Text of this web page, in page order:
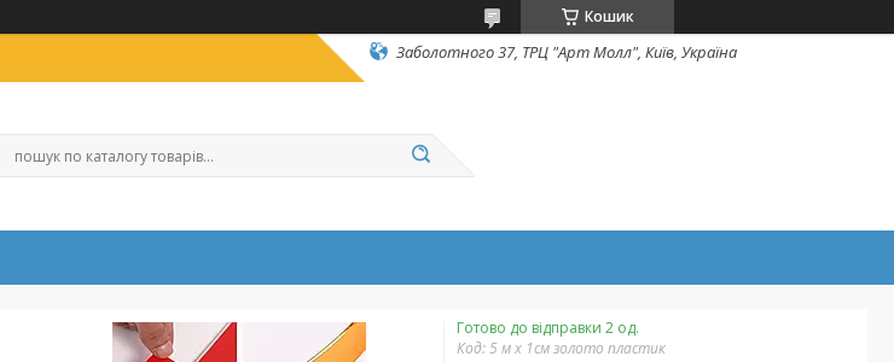
Кошик
Заболотного 37, ТРЦ "Арт Молл", Київ, Україна
Готово до відправки 2 од.
Код:5 м х 1см золото пластик